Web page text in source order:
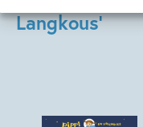
Langkous'